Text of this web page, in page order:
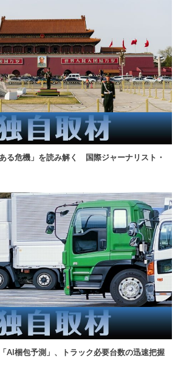
る危機」を読み解く 国際ジャーナリスト・
AI梱包予測」、トラック必要台数の迅速把握